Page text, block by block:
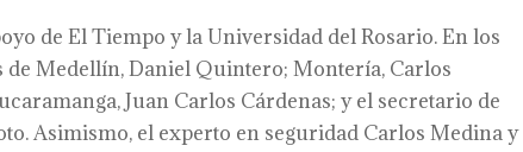
de El Tiempo y la Universidad del Rosario. En los
Medellín, Daniel Quintero; Montería, Carlos
Juan Carlos Cárdenas; y el secretario de
Asimismo, el experto en seguridad Carlos Medina y